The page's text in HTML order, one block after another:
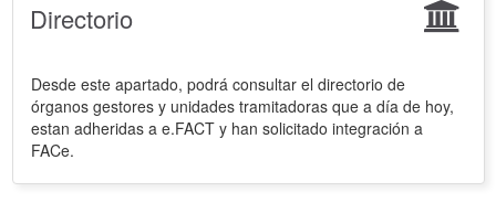
Directorio
Desde este apartado, podrá consultar el directorio de
órganos gestores y unidades tramitadoras que a día de hoy,
estan adheridas a e.FACT y han solicitado integración a
FACe.